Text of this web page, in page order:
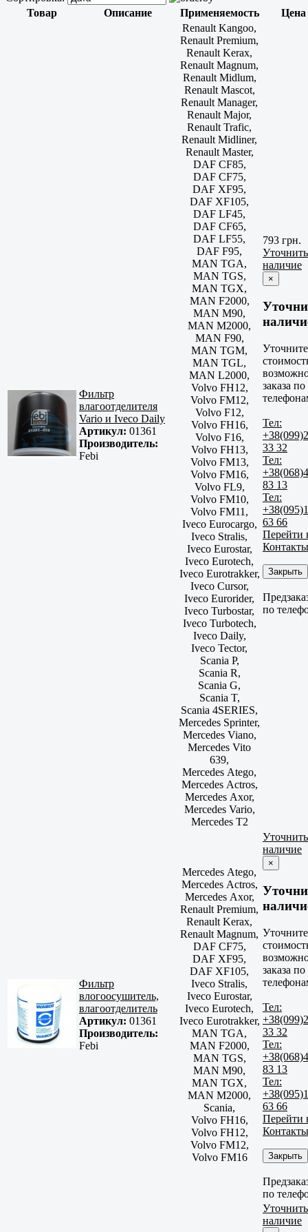
Товар
Описание Применяемость Цена
Фильтр
влагоотделителя
Vario и Iveco Daily
Артикул: 01361
Производитель:
Febi
Renault Kangoo,
Renault Premium,
Renault Kerax,
Renault Magnum,
Renault Midlum,
Renault Mascot,
Renault Manager,
Renault Major,
Renault Trafic,
Renault Midliner,
Renault Master,
DAF CF85,
DAF CF75,
DAF XF95,
DAF XF105,
DAF LF45,
DAF CF65,
DAF LF55,
DAF F95,
MAN TGA,
MAN TGS,
MAN TGX,
MAN F2000,
MAN M90,
MAN M2000,
MAN F90,
MAN TGM,
MAN TGL,
MAN L2000,
Volvo FH12,
Volvo FM12,
Volvo F12,
Volvo FH16,
Volvo F16,
Volvo FH13,
Volvo FM13,
Volvo FM16,
Volvo FL9,
Volvo FM10,
Volvo FM11,
Iveco Eurocargo,
Iveco Stralis,
Iveco Eurostar,
Iveco Eurotech,
Iveco Eurotrakker,
Iveco Cursor,
Iveco Eurorider,
Iveco Turbostar,
Iveco Turbotech,
Iveco Daily,
Iveco Tector,
Scania P,
Scania R,
Scania G,
Scania T,
Scania 4SERIES,
Mercedes Sprinter,
Mercedes Viano,
Mercedes Vito
639,
Mercedes Atego,
Mercedes Actros,
Mercedes Axor,
Mercedes Vario,
Mercedes T2
793 грн.
Уточнить
наличие
×
Уточните
заказа по
Тел:
33 32
Тел:
83 13
Тел:
63 66
Перейти
Контакты
Закрыть
по
Фильтр
влогоосушитель,
влагоотделитель
Артикул: 01361
Производитель:
Febi
Mercedes Atego,
Mercedes Actros,
Mercedes Axor,
Renault Premium,
Renault Kerax,
Renault Magnum,
DAF CF75,
DAF XF95,
DAF XF105,
Iveco Stralis,
Iveco Eurostar,
Iveco Eurotech,
Iveco Eurotrakker,
MAN TGA,
MAN F2000,
MAN TGS,
MAN M90,
MAN TGX,
MAN M2000,
Scania,
Volvo FH16,
Volvo FH12,
Volvo FM12,
Volvo FM16
Уточнить
наличие
×
Уточните
заказа по
Тел:
33 32
Тел:
83 13
Тел:
63 66
Перейти
Контакты
Закрыть
по
Уточнить
наличие